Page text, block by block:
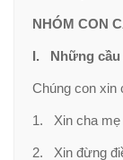
NHÓM CON
I. Những cầu
Chúng con xin
1. Xin cha mẹ
2. Xin đừng